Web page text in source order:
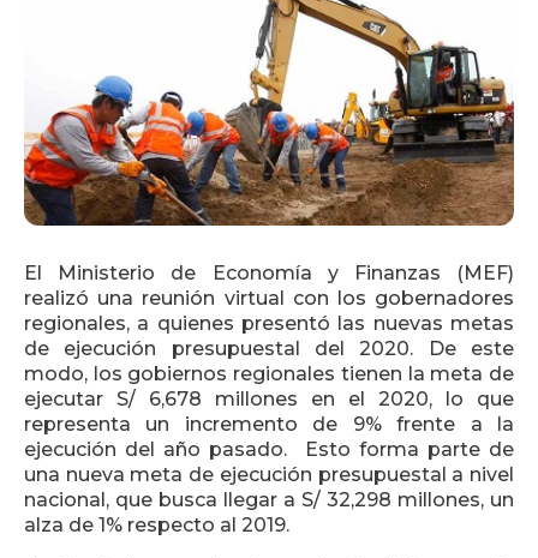
El Ministerio de Economía y Finanzas (MEF)
realizó una reunión virtual con los gobernadores
regionales, a quienes presentó las nuevas metas
de ejecución presupuestal del 2020. De este
modo, los gobiernos regionales tienen la meta de
ejecutar S/ 6,678 millones en el 2020, lo que
representa un incremento de 9% frente a la
ejecución del año pasado. Esto forma parte de
una nueva meta de ejecución presupuestal a nivel
nacional, que busca llegar a S/ 32,298 millones, un
alza de 1% respecto al 2019.